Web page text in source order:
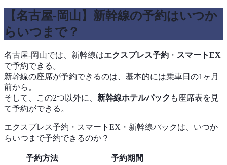
【名古屋-岡山】新幹線の予約はいつか
らいつまで？
名古屋-岡山では、新幹線はエクスプレス予約 ・ スマートEX
で予約できる。
新幹線の座席が予約できるのは、基本的には乗車日の1ヶ月
前から。
そして、この2つ以外に、 新幹線ホテルパック も座席表を見
て予約ができる。
エクスプレス予約・スマートEX・新幹線パックは、いつか
らいつまで予約できるのか？
予約方法
予約期間